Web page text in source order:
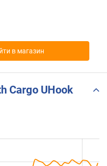
в магазин
Cargo UHook